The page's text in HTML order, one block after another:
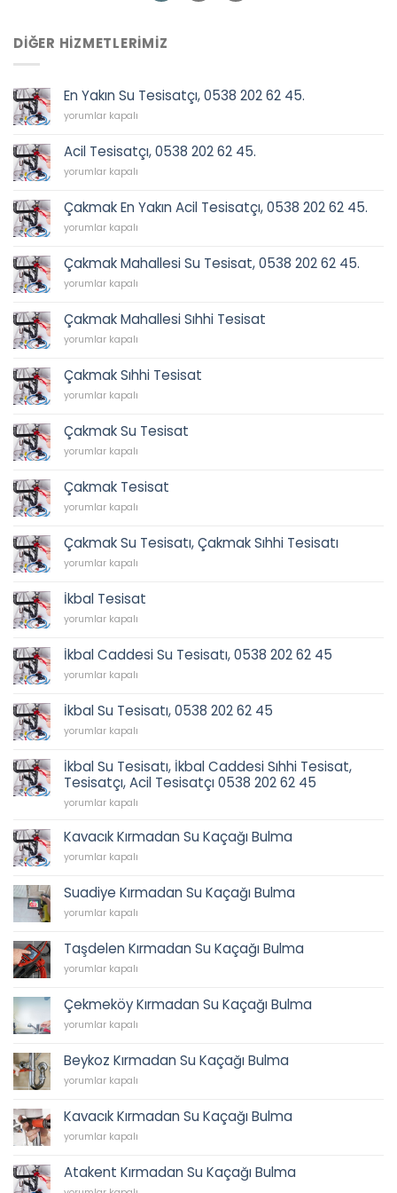
DIĞER HIZMETLERIMIZ
En Yakın Su Tesisatçı, 0538 202 62 45.
En
Tesisatçı,
0538
62
45.
için
yorumlar kapalı
Acil Tesisatçı, 0538 202 62 45.
Acil
0538
202
62
için
yorumlar kapalı
Çakmak En Yakın Acil Tesisatçı, 0538 202 62 45.
Çakmak
Yakın
Acil
Tesisatçı,
202
62
45.
yorumlar kapalı
Çakmak Mahallesi Su Tesisat, 0538 202 62 45.
Çakmak
Tesisat,
0538
62
45.
için
yorumlar kapalı
Çakmak Mahallesi Sıhhi Tesisat
Çakmak
Sıhhi
Tesisat
için
yorumlar kapalı
Çakmak Sıhhi Tesisat
Çakmak
Tesisat
için
yorumlar kapalı
Çakmak Su Tesisat
Çakmak
Tesisat
için
yorumlar kapalı
Çakmak Tesisat
Çakmak
yorumlar kapalı
Çakmak Su Tesisatı, Çakmak Sıhhi Tesisatı
Çakmak
Tesisatı,
Çakmak
Sıhhi
için
yorumlar kapalı
İkbal Tesisat
İkbal
için
yorumlar kapalı
İkbal Caddesi Su Tesisatı, 0538 202 62 45
İkbal
Su
Tesisatı,
0538
62
45
için
yorumlar kapalı
İkbal Su Tesisatı, 0538 202 62 45
İkbal
Tesisatı,
0538
202
62
için
yorumlar kapalı
İkbal Su Tesisatı, İkbal Caddesi Sıhhi Tesisat,
Tesisatçı, Acil Tesisatçı 0538 202 62 45
İkbal
Tesisatı,
İkbal
Caddesi
Tesisat,
Tesisatçı,
Acil
0538
202
62
için
yorumlar kapalı
Kavacık Kırmadan Su Kaçağı Bulma
Kavacık
Kaçağı
Bulma
yorumlar kapalı
Suadiye Kırmadan Su Kaçağı Bulma
Suadiye
Kaçağı
Bulma
yorumlar kapalı
Taşdelen Kırmadan Su Kaçağı Bulma
Taşdelen
Kaçağı
Bulma
yorumlar kapalı
Çekmeköy Kırmadan Su Kaçağı Bulma
Çekmeköy
Kaçağı
Bulma
yorumlar kapalı
Beykoz Kırmadan Su Kaçağı Bulma
Beykoz
Kaçağı
Bulma
yorumlar kapalı
Kavacık Kırmadan Su Kaçağı Bulma
Kavacık
Kaçağı
yorumlar kapalı
Atakent Kırmadan Su Kaçağı Bulma